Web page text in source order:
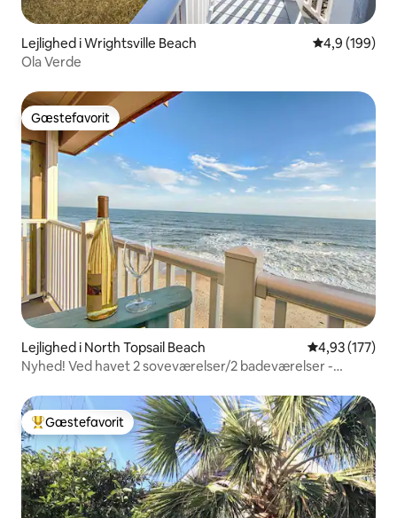
Lejlighed i Wrightsville Beach 4,9 ud af 5 i
4,9 (199)
Ola Verde
Gæstefavorit
Gæstefavorit
Lejlighed i North Topsail Beach 4,93 ud af 5 i
4,93 (177)
Nyhed! Ved havet 2 soveværelser/2 badeværelser -
Bedste gæstefavorit
Gæstefavorit